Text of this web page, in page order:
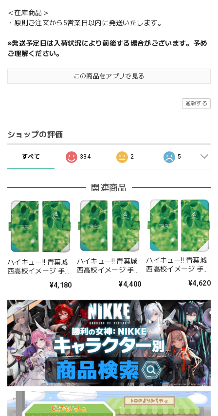
＜在庫商品＞
・原則ご注文から5営業日以内に発送いたします。
※発送予定日は入荷状況により前後する場合がございます。予め
ご理解ください。
この商品をアプリで見る
通報する
ショップの評価
すべて 334 2 5
関連商品
ハイキュー!! 青葉城
西高校イメージ 手帳
¥4,180
ハイキュー!! 青葉城
西高校イメージ 手帳
¥4,400
ハイキュー!! 青葉城
西高校イメージ 手帳
¥4,620